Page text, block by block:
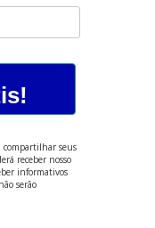
compartilhar seus
receber nosso
informativos
serão